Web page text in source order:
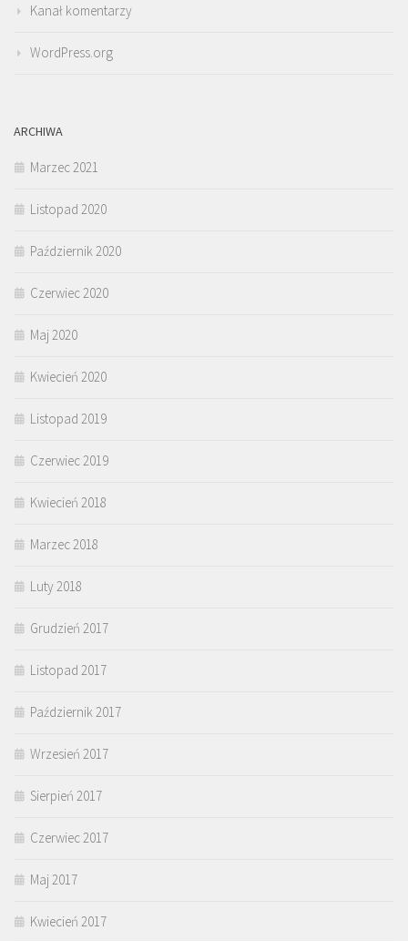
Kanał komentarzy
WordPress.org
ARCHIWA
Marzec 2021
Listopad 2020
Październik 2020
Czerwiec 2020
Maj 2020
Kwiecień 2020
Listopad 2019
Czerwiec 2019
Kwiecień 2018
Marzec 2018
Luty 2018
Grudzień 2017
Listopad 2017
Październik 2017
Wrzesień 2017
Sierpień 2017
Czerwiec 2017
Maj 2017
Kwiecień 2017